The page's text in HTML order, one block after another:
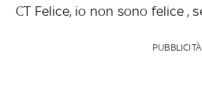
CT Felice, io non sono felice ,
PUBBLICITÀ